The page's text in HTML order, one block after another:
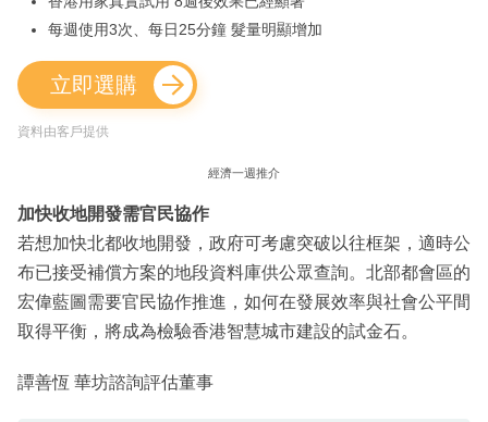
每週使用3次、每日25分鐘 髮量明顯增加
立即選購
資料由客戶提供
經濟一週推介
加快收地開發需官民協作
若想加快北都收地開發，政府可考慮突破以往框架，適時公
布已接受補償方案的地段資料庫供公眾查詢。北部都會區的
宏偉藍圖需要官民協作推進，如何在發展效率與社會公平間
取得平衡，將成為檢驗香港智慧城市建設的試金石。
譚善恆 華坊諮詢評估董事